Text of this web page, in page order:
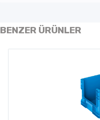
BENZER ÜRÜNLER